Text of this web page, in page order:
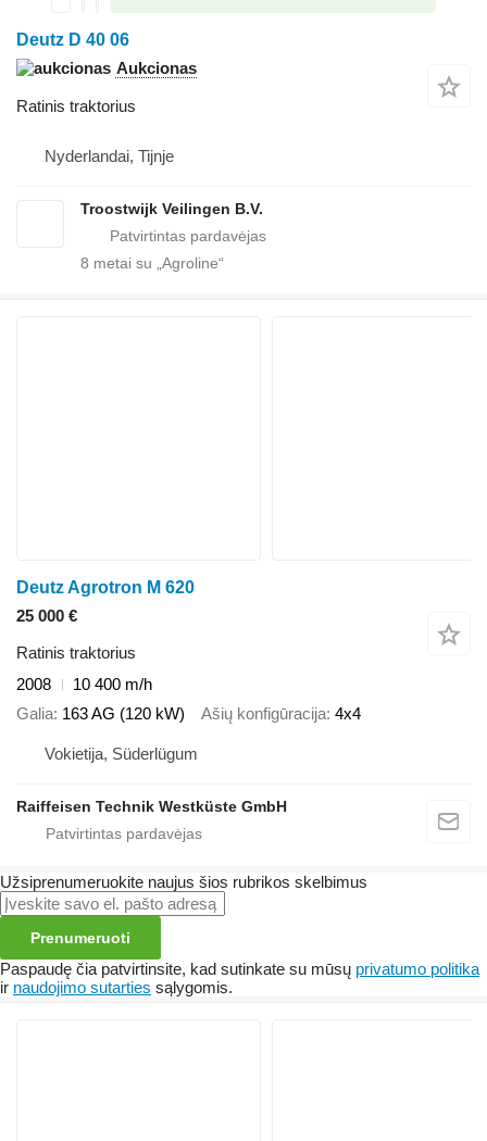
Deutz D 40 06
Aukcionas
Ratinis traktorius
Nyderlandai, Tijnje
Troostwijk Veilingen B.V.
8 metai su „Agroline“
Deutz Agrotron M 620
25 000 €
Ratinis traktorius
2008
10 400 m/h
Galia 163 AG (120 kW) Ašių konfigūracija 4x4
Vokietija, Süderlügum
Raiffeisen Technik Westküste GmbH
Užsiprenumeruokite naujus šios rubrikos skelbimus
Prenumeruoti
Paspaudę čia patvirtinsite, kad sutinkate su mūsų privatumo politika
ir naudojimo sutarties sąlygomis.